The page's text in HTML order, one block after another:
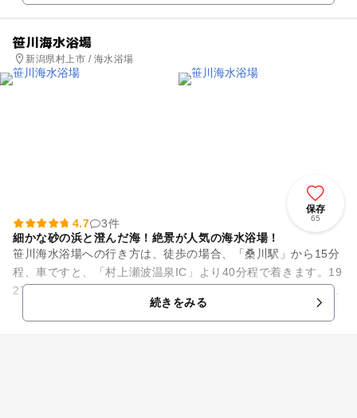
笹川海水浴場
新潟県村上市 / 海水浴場
保存
65
4.7
3件
細かな砂の浜と澄んだ海！絶景が人気の海水浴場！
笹川海水浴場への行き方は、徒歩の場合、「桑川駅」から15分
程、車ですと、「村上瀬波温泉IC」より40分程で着きます。19
27年に名勝天然記念物に指定された新潟県立自然公園「笹川流
続きをみる